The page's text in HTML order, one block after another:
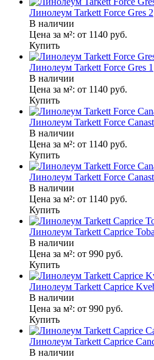
Линолеум Tarkett Force Gres 2
В наличии
Цена за м²: от 1140 руб.
Купить
Линолеум Tarkett Force Gres 1
В наличии
Цена за м²: от 1140 руб.
Купить
Линолеум Tarkett Force
В наличии
Цена за м²: от 1140 руб.
Купить
Линолеум Tarkett Force
В наличии
Цена за м²: от 1140 руб.
Купить
Линолеум Tarkett Caprice
В наличии
Цена за м²: от 990 руб.
Купить
Линолеум Tarkett Caprice
В наличии
Цена за м²: от 990 руб.
Купить
Линолеум Tarkett Caprice
В наличии